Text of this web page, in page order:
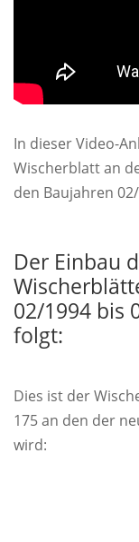
In dieser Video-
Wischerblatt an
den Baujahren
Der Einbau
02/1994 bis
folgt:
Dies ist der
175 an den der
wird: